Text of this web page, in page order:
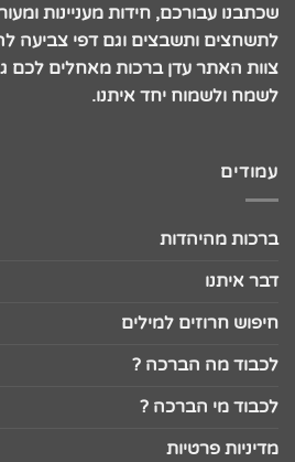
שכתבנו עבורכם, חידות מעניינות
לתשחצים ותשבצים וגם דפי צביעה
צוות האתר עדן ברכות מאחלים לכם
לשמח ולשמוח יחד איתנו.
עמודים
ברכות מהיהדות
דבר איתנו
חיפוש חרוזים למילים
לכבוד מה הברכה ?
לכבוד מי הברכה ?
מדיניות פרטיות